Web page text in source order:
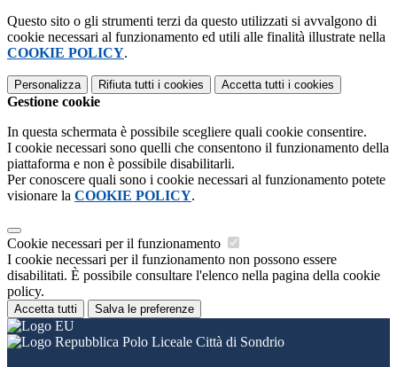
Questo sito o gli strumenti terzi da questo utilizzati si avvalgono di
cookie necessari al funzionamento ed utili alle finalità illustrate nella
COOKIE POLICY.
Personalizza Rifiuta tutti i cookies Accetta tutti i cookies
Gestione cookie
In questa schermata è possibile scegliere quali cookie consentire.
I cookie necessari sono quelli che consentono il funzionamento della
piattaforma e non è possibile disabilitarli.
Per conoscere quali sono i cookie necessari al funzionamento potete
visionare la COOKIE POLICY.
Cookie necessari per il funzionamento
I cookie necessari per il funzionamento non possono essere
disabilitati. È possibile consultare l'elenco nella pagina della cookie
policy.
Accetta tutti Salva le preferenze
Polo Liceale Città di Sondrio